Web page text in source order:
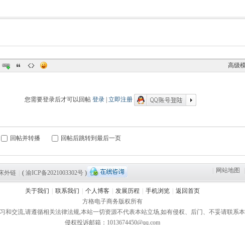
高级
您需要登录后才可以回帖 登录| 立即注册
回帖并转播 回帖后跳转到最后一页
网站地图
外链 ( 渝ICP备2021003302号 )
关于我们 联系我们 个人博客 发展历程 手机浏览
返回首页
方格电子商务版权所有
和交流,请遵循相关法律法规,本站一切资源不代表本站立场,如有侵权、后门、不妥请联系
侵权投诉邮箱：1013674450@qq.com